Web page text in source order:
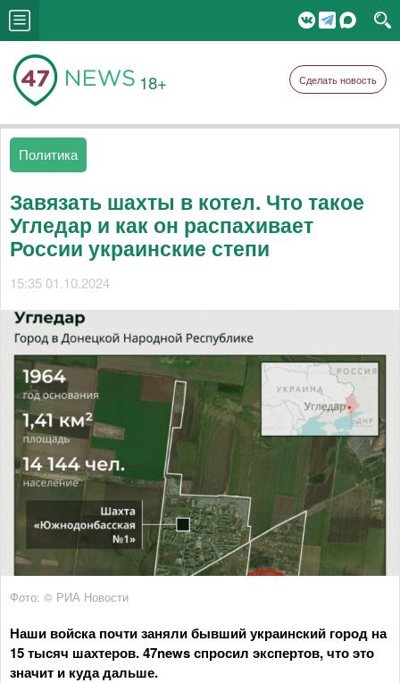
18+ Сделать новость
Политика
Завязать шахты в котел. Что такое
Угледар и как он распахивает
России украинские степи
15:35 01.10.2024
Фото: © РИА Новости
Наши войска почти заняли бывший украинский город на
15 тысяч шахтеров. 47news спросил экспертов, что это
значит и куда дальше.